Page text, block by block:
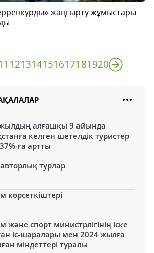
жаңғырту жұмыстары
121314151617181920
алғашқы 9 айында
келген шетелдік туристер
ға артты
авторлық турлар
көрсеткіштері
және спорт министрлігінің іске
іс-шаралары мен 2024 жылға
міндеттері туралы